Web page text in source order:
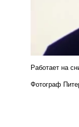
Работает на
Фотограф